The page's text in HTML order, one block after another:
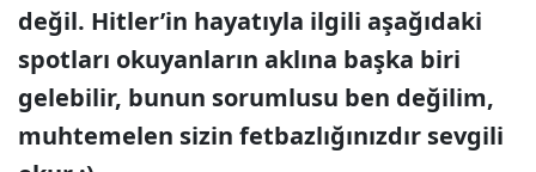
değil. Hitler’in hayatıyla ilgili aşağıdaki
spotları okuyanların aklına başka biri
gelebilir, bunun sorumlusu ben değilim,
muhtemelen sizin fetbazlığınızdır sevgili